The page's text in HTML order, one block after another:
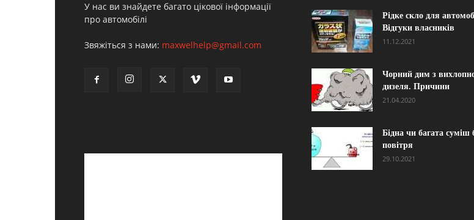
У нас ви знайдете багато цікової інформації
про автомобілі
Звяжіться з нами: maxwelhelp@gmail.com
Рідке скло для
Відгуки власників
11.12.2021
Чорний дим з
дизеля. Причини
21.04.2020
Бідна чи багата суміш
повітря
29.10.2021